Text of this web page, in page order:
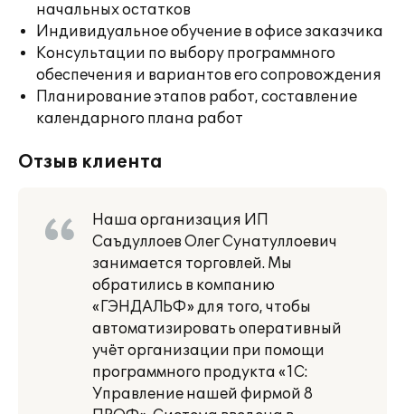
начальных остатков
Индивидуальное обучение в офисе заказчика
Консультации по выбору программного
обеспечения и вариантов его сопровождения
Планирование этапов работ, составление
календарного плана работ
Отзыв клиента
Наша организация ИП
Саъдуллоев Олег Сунатуллоевич
занимается торговлей. Мы
обратились в компанию
«ГЭНДАЛЬФ» для того, чтобы
автоматизировать оперативный
учёт организации при помощи
программного продукта «1C:
Управление нашей фирмой 8